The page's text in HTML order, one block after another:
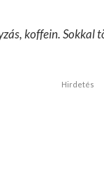
koffein.
Hirdetés